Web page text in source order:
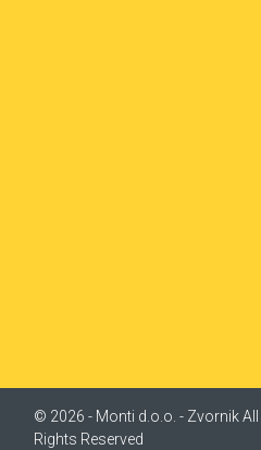
© 2026 - Monti d.o.o. - Zvornik All
Rights Reserved